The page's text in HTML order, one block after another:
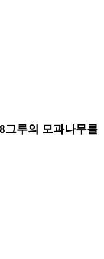
그루의 모과나무를